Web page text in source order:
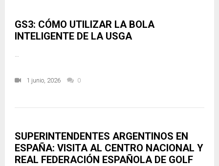
GS3: CÓMO UTILIZAR LA BOLA
INTELIGENTE DE LA USGA
1 junio, 2026 0
SUPERINTENDENTES ARGENTINOS EN
ESPAÑA: VISITA AL CENTRO NACIONAL Y
REAL FEDERACIÓN ESPAÑOLA DE GOLF